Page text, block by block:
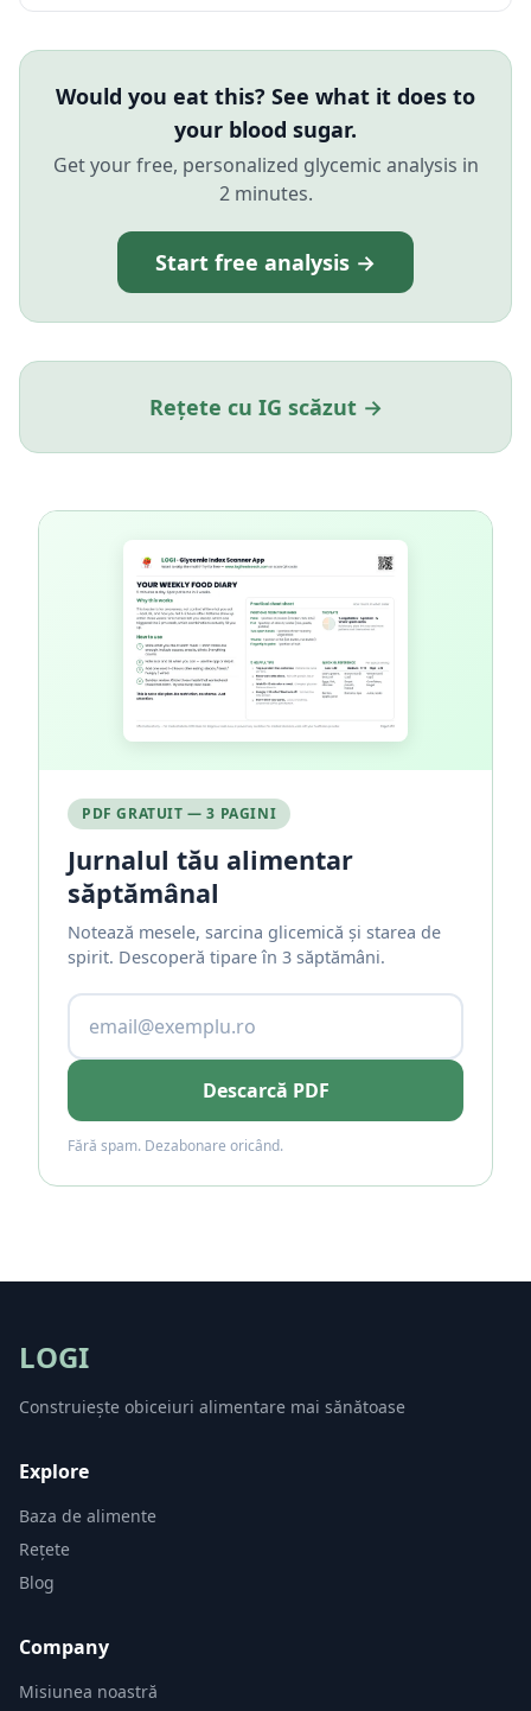
Would you eat this? See what it does to
your blood sugar.
Get your free, personalized glycemic analysis in
2 minutes.
Start free analysis →
Rețete cu IG scăzut →
PDF GRATUIT — 3 PAGINI
Jurnalul tău alimentar
săptămânal
Notează mesele, sarcina glicemică și starea de
spirit. Descoperă tipare în 3 săptămâni.
Descarcă PDF
Fără spam. Dezabonare oricând.
LOGI
Construiește obiceiuri alimentare mai sănătoase
Explore
Baza de alimente
Rețete
Blog
Company
Misiunea noastră